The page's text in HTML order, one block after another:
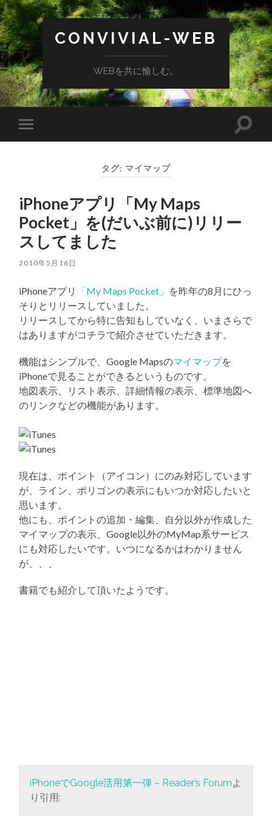
CONVIVIAL-WEB
WEBを共に愉しむ。
モ
バ
ー
を
切
り
替
え
る
検
タグ: マイマップ
iPhoneアプリ「My Maps
Pocket」を(だいぶ前に)リリー
スしてました
2010年5月16日
iPhoneアプリ 「My Maps Pocket」 を昨年の8月にひっ
そりとリリースしていました。
リリースしてから特に告知もしていなく、いまさらで
はありますがコチラで紹介させていただきます。
機能はシンプルで、Google Mapsのマイマップを
iPhoneで見ることができるというものです。
地図表示、リスト表示、詳細情報の表示、標準地図へ
のリンクなどの機能があります。
現在は、ポイント（アイコン）にのみ対応しています
が、ライン、ポリゴンの表示にもいつか対応したいと
思います。
他にも、ポイントの追加・編集、自分以外が作成した
マイマップの表示、Google以外のMyMap系サービス
にも対応したいです。いつになるかはわかりません
が、、、
書籍でも紹介して頂いたようです。
iPhoneでGoogle活用第一弾 – Reader’s Forumよ
り引用: